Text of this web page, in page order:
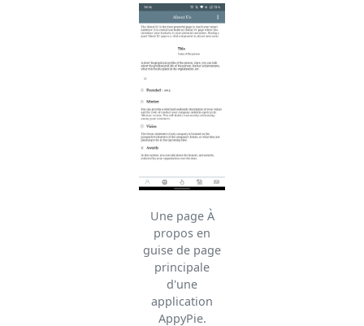
Une page À
propos en
guise de page
principale
d'une
application
AppyPie.